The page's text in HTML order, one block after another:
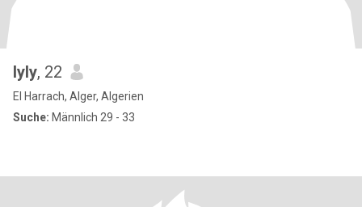
lyly, 22
El Harrach, Alger, Algerien
Suche: Männlich 29 - 33